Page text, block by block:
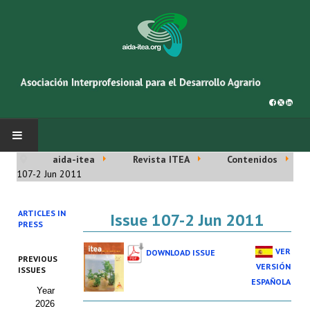
INICIO
Asociación AIDA
Cincuentenario AIDA
Organigrama
aida-itea Revista ITEA
Contenidos
107-2 Jun 2011
ARTICLES IN
PRESS
PREVIOUS
ISSUES
Year
2026
Issue 107-2 Jun 2011
DOWNLOAD ISSUE
VER
VERSIÓN
ESPAÑOLA